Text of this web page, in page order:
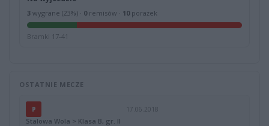
3 wygrane (23%) · 0remisów · 10porażek
Bramki 17-41
OSTATNIE MECZE
P 17.06.2018
Stalowa Wola > Klasa B, gr. II